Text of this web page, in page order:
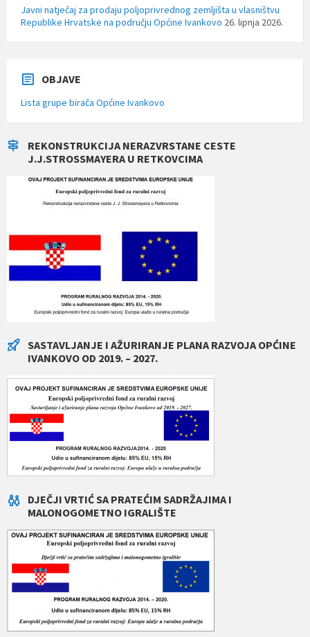
Javni natječaj za prodaju poljoprivrednog zemljišta u vlasništvu
Republike Hrvatske na području Općine Ivankovo 26. lipnja 2026.
OBJAVE
Lista grupe birača Općine Ivankovo
REKONSTRUKCIJA NERAZVRSTANE CESTE
J.J.STROSSMAYERA U RETKOVCIMA
SASTAVLJANJE I AŽURIRANJE PLANA RAZVOJA OPĆINE
IVANKOVO OD 2019. – 2027.
DJEČJI VRTIĆ SA PRATEĆIM SADRŽAJIMA I
MALONOGOMETNO IGRALIŠTE